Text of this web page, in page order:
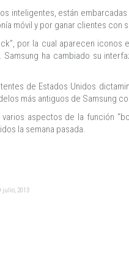
inteligentes, están
móvil y por ganar clientes con
por la cual aparecen iconos
ha cambiado su
de Estados Unidos
más antiguos de Samsung
aspectos de la función
la semana pasada.
julio, 2013